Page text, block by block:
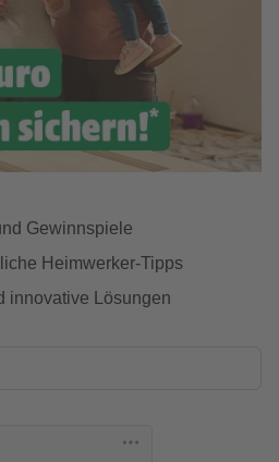
Gewinnspiele
Heimwerker-Tipps
innovative Lösungen